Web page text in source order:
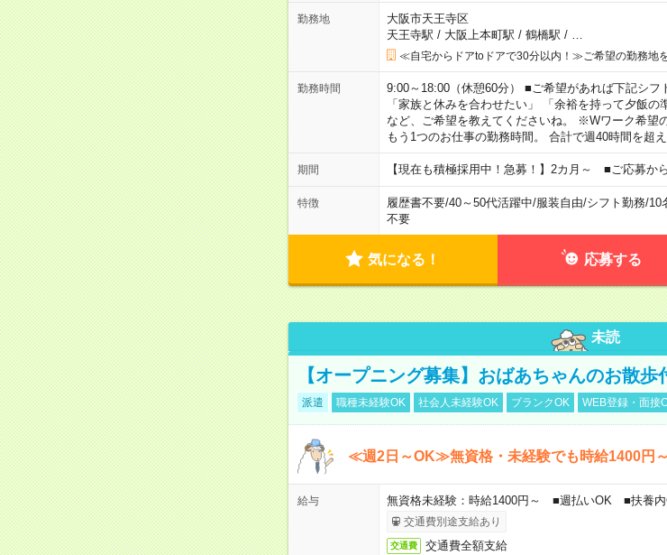
勤務地
大阪市天王寺区
天王寺駅 / 大阪上本町駅 / 鶴橋駅 /
≪自宅からドアtoドアで30分以内！≫ご希望の勤務地を
勤務時間
9:00～18:00（休憩60分） ■ご希望があれば下記シ
「家族と休みを合わせたい」 「余裕を持って夕飯
など、ご希望を教えてくださいね。 ※Wワーク希望
もう1つのお仕事の勤務時間。 合計で週40時間を超
期間 【現在も積極採用中！急募！】2カ月～ ■ご応募か
特徴 履歴書不要/40～50代活躍中/服装自由/シフト勤務/10
不要
気になる！ 応募する
未読
【オープニング募集】おばあちゃんのお散
派遣 職種未経験OK 社会人未経験OK ブランクOK WEB登録・面接
≪週2日～OK≫無資格・未経験でも時給1400円～
給与 無資格未経験：時給1400円～ ■週払いOK ■扶養
交通費別途支給あり
交通費 交通費全額支給